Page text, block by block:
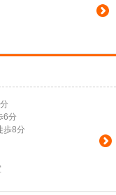
6分
歩8分